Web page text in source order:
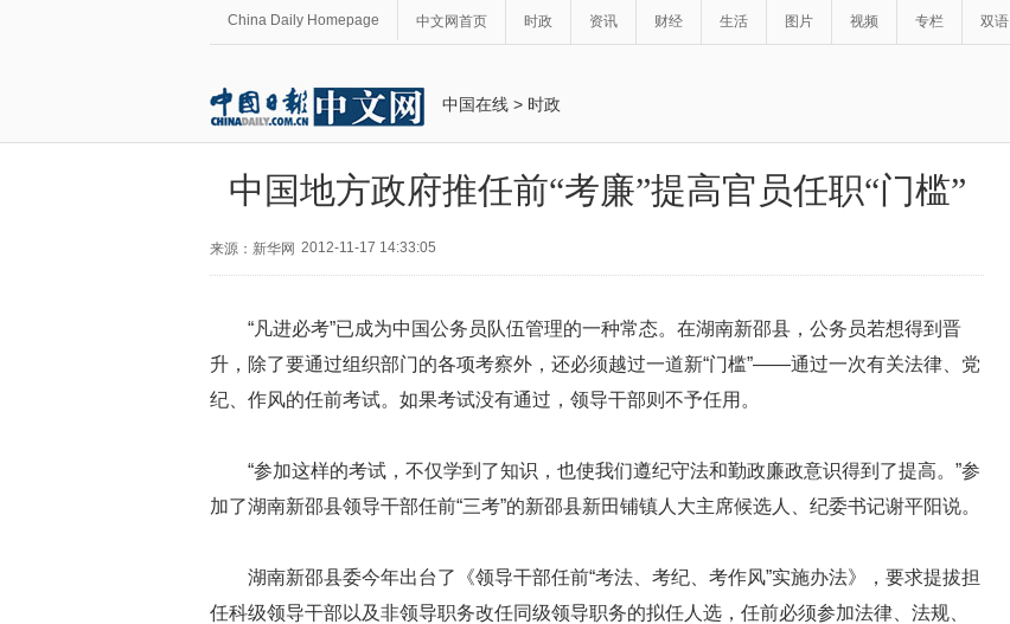
China Daily Homepage 中文网首页 时政 资讯 财经 生活 图片 视频 专栏 双语
中国在线 > 时政
中国地方政府推任前“考廉”提高官员任职“门槛”
来源：新华网 2012-11-17 14:33:05
“凡进必考”已成为中国公务员队伍管理的一种常态。在湖南新邵县，公务员若想得到晋
升，除了要通过组织部门的各项考察外，还必须越过一道新“门槛”——通过一次有关法律、党
纪、作风的任前考试。如果考试没有通过，领导干部则不予任用。
“参加这样的考试，不仅学到了知识，也使我们遵纪守法和勤政廉政意识得到了提高。”参
加了湖南新邵县领导干部任前“三考”的新邵县新田铺镇人大主席候选人、纪委书记谢平阳说。
湖南新邵县委今年出台了《领导干部任前“考法、考纪、考作风”实施办法》，要求提拔担
任科级领导干部以及非领导职务改任同级领导职务的拟任人选，任前必须参加法律、法规、